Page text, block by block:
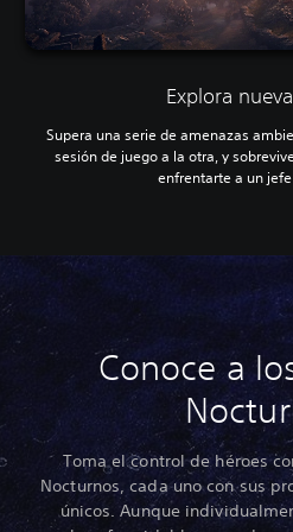
Explora
Supera una serie de amenazas
sesión de juego a la otra, y
enfrentarte a un
Conoce a
Toma el control de héroes
Nocturnos, cada uno con sus
únicos. Aunque